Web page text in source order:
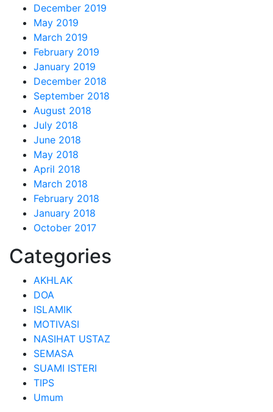
December 2019
May 2019
March 2019
February 2019
January 2019
December 2018
September 2018
August 2018
July 2018
June 2018
May 2018
April 2018
March 2018
February 2018
January 2018
October 2017
Categories
AKHLAK
DOA
ISLAMIK
MOTIVASI
NASIHAT USTAZ
SEMASA
SUAMI ISTERI
TIPS
Umum